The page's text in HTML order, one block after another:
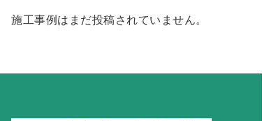
施工事例はまだ投稿されていません。